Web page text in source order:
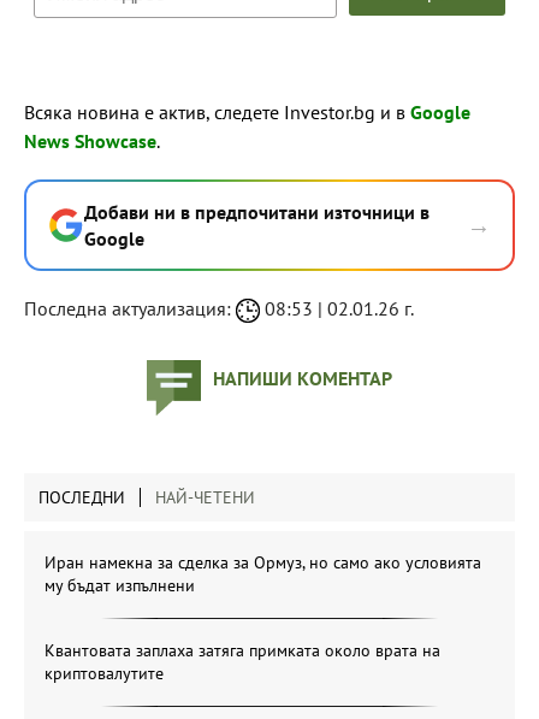
Всяка новина е актив, следете Investor.bg и в Google
News Showcase.
Добави ни в предпочитани източници в
Google
→
Последна актуализация: 08:53 | 02.01.26 г.
НАПИШИ КОМЕНТАР
ПОСЛЕДНИ НАЙ-ЧЕТЕНИ
Иран намекна за сделка за Ормуз, но само ако условията
му бъдат изпълнени
Квантовата заплаха затяга примката около врата на
криптовалутите